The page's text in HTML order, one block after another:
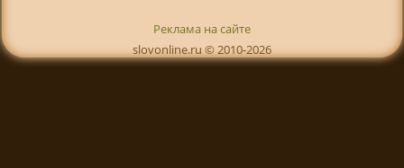
Реклама на сайте
slovonline.ru © 2010-2026